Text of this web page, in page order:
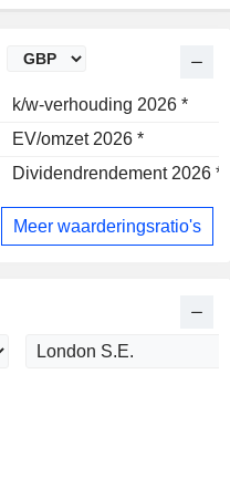
k/w-verhouding 2026 *
EV/omzet 2026 *
Dividendrendement 2026 *
Meer waarderingsratio's